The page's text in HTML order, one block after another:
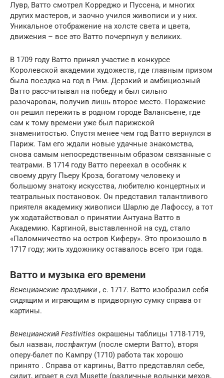
Лувр, Ватто смотрел Корреджо и Пуссена, и многих
других мастеров, и заочно учился живописи и у них.
Уникальное отображение на холсте света и цвета,
движения – все это Ватто почерпнул у великих.
В 1709 году Ватто принял участие в конкурсе
Королевской академии художеств, где главным призом
была поездка на год в Рим. Дерзкий и амбициозный
Ватто рассчитывал на победу и был сильно
разочарован, получив лишь второе место. Поражение
он решил пережить в родном городе Валансьене, где
сам к тому времени уже был парижской
знаменитостью. Спустя менее чем год Ватто вернулся в
Париж. Там его ждали новые удачные знакомства,
снова самым непосредственным образом связанные с
театрами. В 1714 году Ватто переехал в особняк к
своему другу Пьеру Кроза, богатому человеку и
большому знатоку искусства, любителю концертных и
театральных постановок. Он представил талантливого
приятеля академику живописи Шарлю де Лафоссу, а тот
уж ходатайствовал о принятии Антуана Ватто в
Академию. Картиной, выставленной на суд, стало
«Паломничество на остров Киферу». Это произошло в
1717 году; жить художнику оставалось всего три года.
Ватто и музыка его времени
Венецианские праздники , c. 1717. Ватто изобразил себя
сидящим и играющим в придворную сумку справа от
картины.
Венецианский Festivities окрашены таблицы 1718-1719,
был назван, постфактум (после смерти Ватто), вторя
оперу-балет по Кампру (1710) работа так хорошо
принято . Справа от картины, Ватто представлял себе,
сидит, играет в суд Musette (различные волынки мехов,